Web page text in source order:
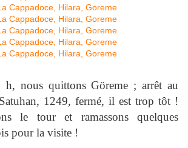
quittons Göreme ; arrêt au
1249, fermé, il est trop tôt !
le tour et ramassons quelques
pour la visite !